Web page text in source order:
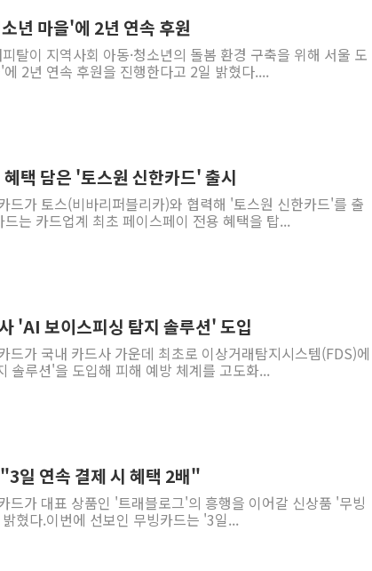
년 마을'에 2년 연속 후원
탈이 지역사회 아동·청소년의 돌봄 환경 구축을 위해 서울 도
2년 연속 후원을 진행한다고 2일 밝혔다....
택 담은 '토스원 신한카드' 출시
드가 토스(비바리퍼블리카)와 협력해 '토스원 신한카드'를 출
는 카드업계 최초 페이스페이 전용 혜택을 탑...
'AI 보이스피싱 탐지 솔루션' 도입
가 국내 카드사 가운데 최초로 이상거래탐지시스템(FDS)에
솔루션'을 도입해 피해 예방 체계를 고도화...
일 연속 결제 시 혜택 2배"
드가 대표 상품인 '트래블로그'의 흥행을 이어갈 신상품 '무빙
혔다.이번에 선보인 무빙카드는 '3일...